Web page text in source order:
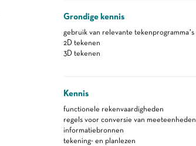
Grondige kennis
gebruik van relevante tekenprogramma’s
2D tekenen
3D tekenen
Kennis
functionele rekenvaardigheden
regels voor conversie van meeteenheden
informatiebronnen
tekening- en planlezen